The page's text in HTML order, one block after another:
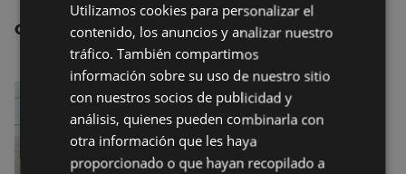
OTRAS NOTICIAS
BASQUE
SPANISH
Utilizamos cookies para personalizar el
contenido, los anuncios y analizar nuestro
tráfico. También compartimos
información sobre su uso de nuestro sitio
con nuestros socios de publicidad y
análisis, quienes pueden combinarla con
otra información que les haya
proporcionado o que hayan recopilado a